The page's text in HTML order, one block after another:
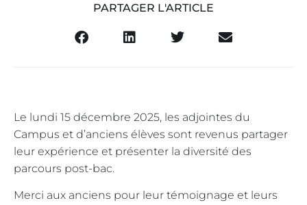
PARTAGER L'ARTICLE
Le lundi 15 décembre 2025, les adjointes du
Campus et d’anciens élèves sont revenus partager
leur expérience et présenter la diversité des
parcours post-bac.
Merci aux anciens pour leur témoignage et leurs